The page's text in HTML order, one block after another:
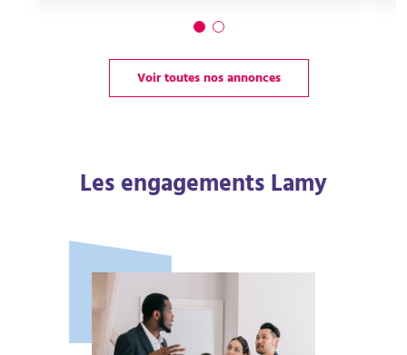
Voir toutes nos annonces
Les engagements Lamy